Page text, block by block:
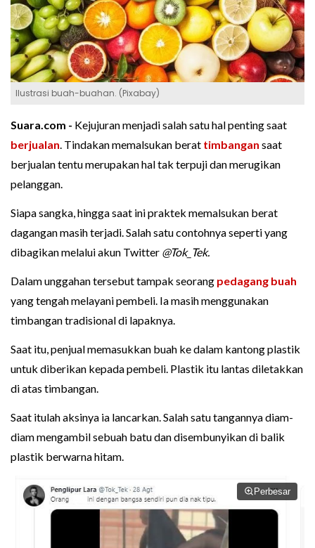
Ilustrasi buah-buahan. (Pixabay)
Suara.com - Kejujuran menjadi salah satu hal penting saat
berjualan. Tindakan memalsukan berat timbangan saat
berjualan tentu merupakan hal tak terpuji dan merugikan
pelanggan.
Siapa sangka, hingga saat ini praktek memalsukan berat
dagangan masih terjadi. Salah satu contohnya seperti yang
dibagikan melalui akun Twitter @Tok_Tek.
Dalam unggahan tersebut tampak seorang pedagang buah
yang tengah melayani pembeli. Ia masih menggunakan
timbangan tradisional di lapaknya.
Saat itu, penjual memasukkan buah ke dalam kantong plastik
untuk diberikan kepada pembeli. Plastik itu lantas diletakkan
di atas timbangan.
Saat itulah aksinya ia lancarkan. Salah satu tangannya diam-
diam mengambil sebuah batu dan disembunyikan di balik
plastik berwarna hitam.
Perbesar